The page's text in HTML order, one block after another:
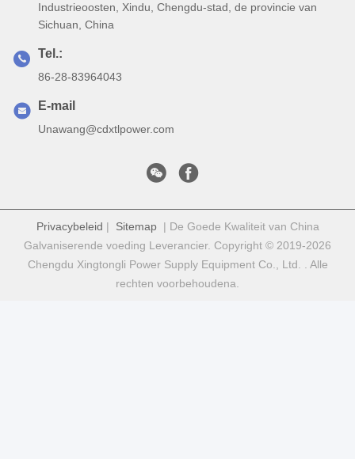
Industrieoosten, Xindu, Chengdu-stad, de provincie van
Sichuan, China
Tel.:
86-28-83964043
E-mail
Unawang@cdxtlpower.com
Privacybeleid | Sitemap| De Goede Kwaliteit van China
Galvaniserende voeding Leverancier. Copyright © 2019-2026
Chengdu Xingtongli Power Supply Equipment Co., Ltd. . Alle
rechten voorbehoudena.